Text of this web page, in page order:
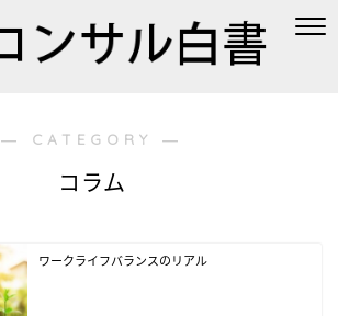
― CATEGORY ―
コラム
ワークライフバランスのリアル